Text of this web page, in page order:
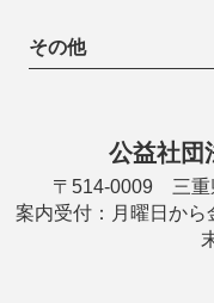
その他
公益社団
〒514-0009 三重
案内受付：月曜日か